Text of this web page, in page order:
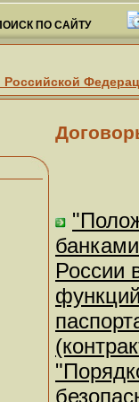
ПО САЙТУ
России